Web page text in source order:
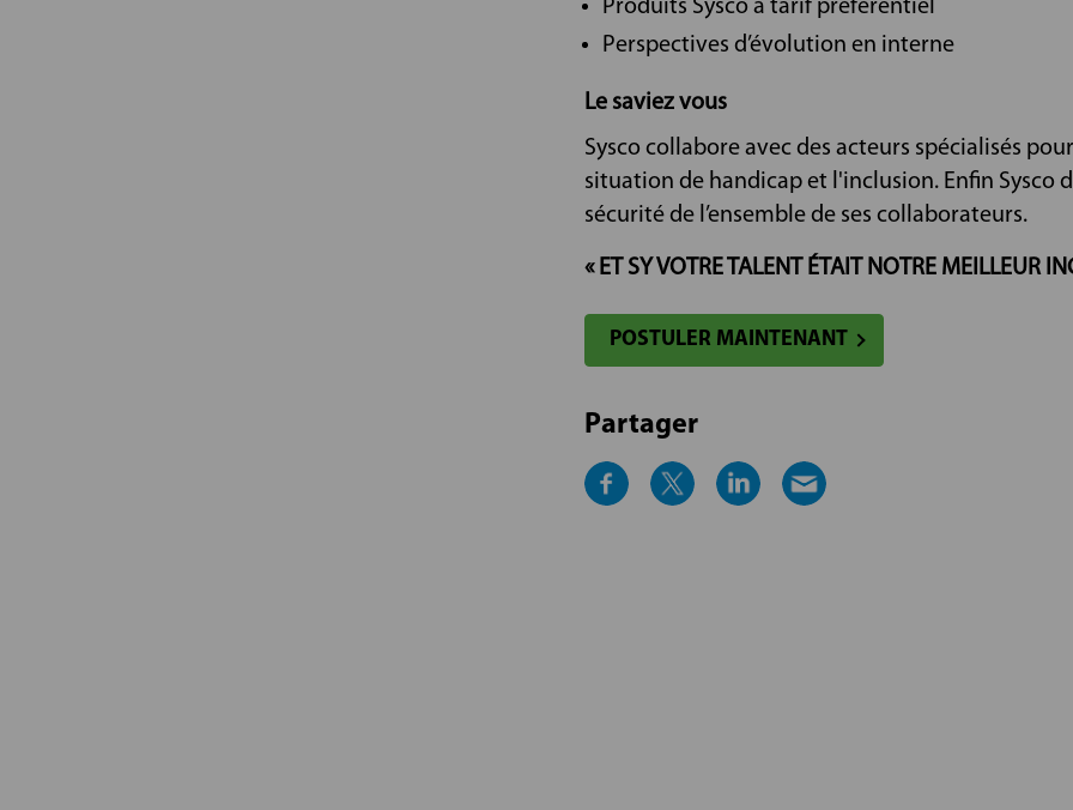
Produits Sysco à tarif préférentiel
Perspectives d’évolution en interne
Le saviez vous
Sysco collabore avec des acteurs spécialisés
situation de handicap et l'inclusion. Enfin
sécurité de l’ensemble de ses collaborateurs.
« ET SY VOTRE TALENT ÉTAIT NOTRE MEILLEUR
POSTULER MAINTENANT
Partager